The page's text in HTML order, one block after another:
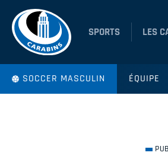
SPORTS LES
SOCCER MASCULIN ÉQUIPE